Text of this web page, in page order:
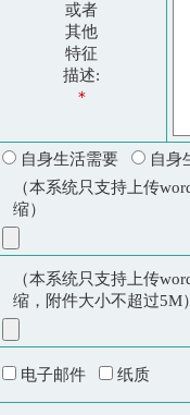
或者
其他
特征
描述:
＊
自身生活需要
自
（本系统只支持上传
缩）
（本系统只支持上传
缩，附件大小不超过5M
电子邮件 纸质